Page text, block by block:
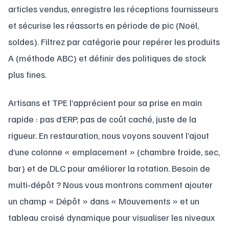
articles vendus, enregistre les réceptions fournisseurs
et sécurise les réassorts en période de pic (Noël,
soldes). Filtrez par catégorie pour repérer les produits
A (méthode ABC) et définir des politiques de stock
plus fines.
Artisans et TPE l’apprécient pour sa prise en main
rapide : pas d’ERP, pas de coût caché, juste de la
rigueur. En restauration, nous voyons souvent l’ajout
d’une colonne « emplacement » (chambre froide, sec,
bar) et de DLC pour améliorer la rotation. Besoin de
multi‑dépôt ? Nous vous montrons comment ajouter
un champ « Dépôt » dans « Mouvements » et un
tableau croisé dynamique pour visualiser les niveaux